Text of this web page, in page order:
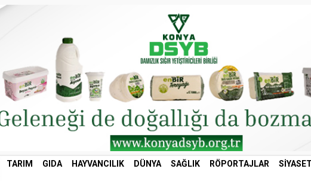
TARIM GIDA HAYVANCILIK DÜNYA SAĞLIK RÖPORTAJLAR SIYASET